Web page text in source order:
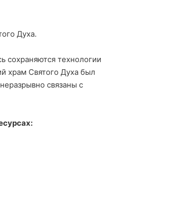
Духа.
сохраняются технологии
храм Святого Духа был
связаны с